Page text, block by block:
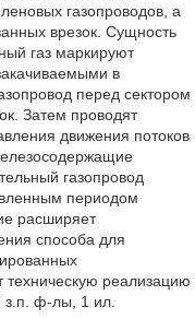
газопроводов, а
врезок. Сущность
газ маркируют
в
перед сектором
Затем проводят
движения потоков
газопровод
периодом
расширяет
способа для
техническую реализацию
з.п. ф-лы, 1 ил.